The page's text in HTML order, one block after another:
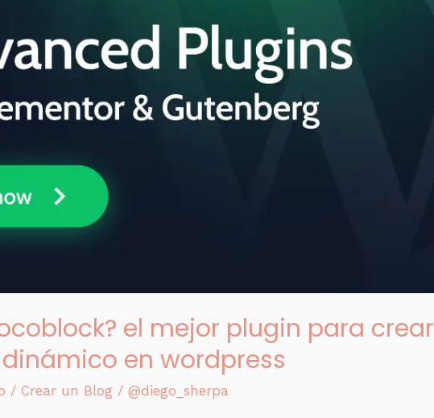
el mejor plugin para crear
en wordpress
/ Crear un Blog / @diego_sherpa